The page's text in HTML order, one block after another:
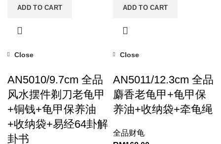
ADD TO CART ADD TO CART
Close
AN5010/9.7cm 全品
风水摆件剃刀老龟甲
+铜钱+龟甲保养油
+收纳袋+易经64卦解
卦书
Close
AN5011/12.3cm 全品
麝香老龟甲+龟甲保
养油+收纳袋+牵龟绳
全品财龟